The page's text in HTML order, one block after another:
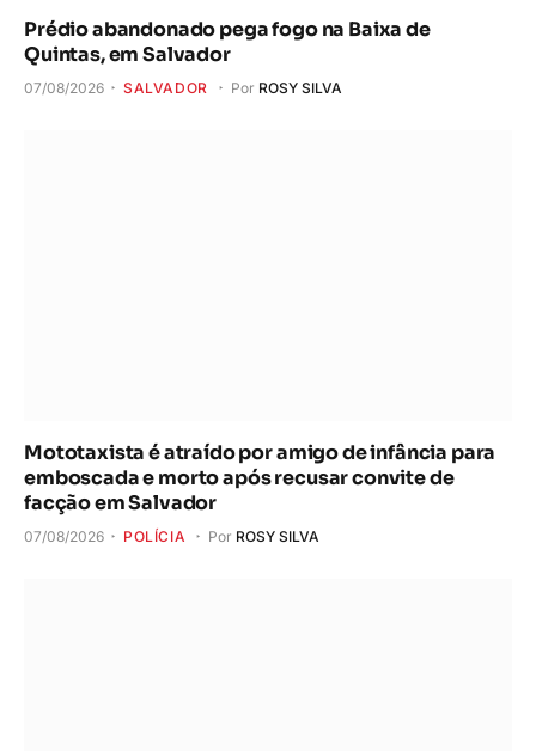
Prédio abandonado pega fogo na Baixa de
Quintas, em Salvador
07/08/2026 SALVADOR Por ROSY SILVA
Mototaxista é atraído por amigo de infância para
emboscada e morto após recusar convite de
facção em Salvador
07/08/2026 POLÍCIA Por ROSY SILVA